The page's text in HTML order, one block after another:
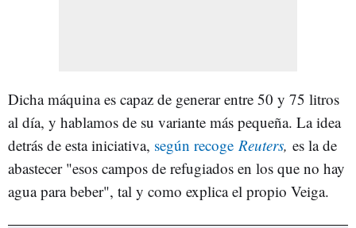
Dicha máquina es capaz de generar entre 50 y 75 litros
al día, y hablamos de su variante más pequeña. La idea
detrás de esta iniciativa, según recoge Reuters, es la de
abastecer "esos campos de refugiados en los que no hay
agua para beber", tal y como explica el propio Veiga.